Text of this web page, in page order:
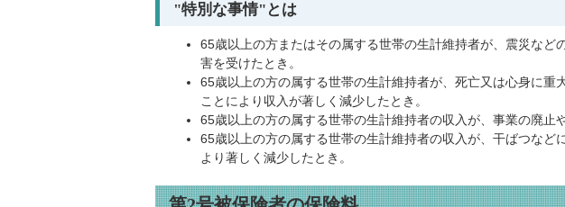
"特別な事情"とは
65歳以上の方またはその属する世帯の生計維持者が、震災など
害を受けたとき。
65歳以上の方の属する世帯の生計維持者が、死亡又は心身に重
ことにより収入が著しく減少したとき。
65歳以上の方の属する世帯の生計維持者の収入が、事業の廃止
65歳以上の方の属する世帯の生計維持者の収入が、干ばつなど
より著しく減少したとき。